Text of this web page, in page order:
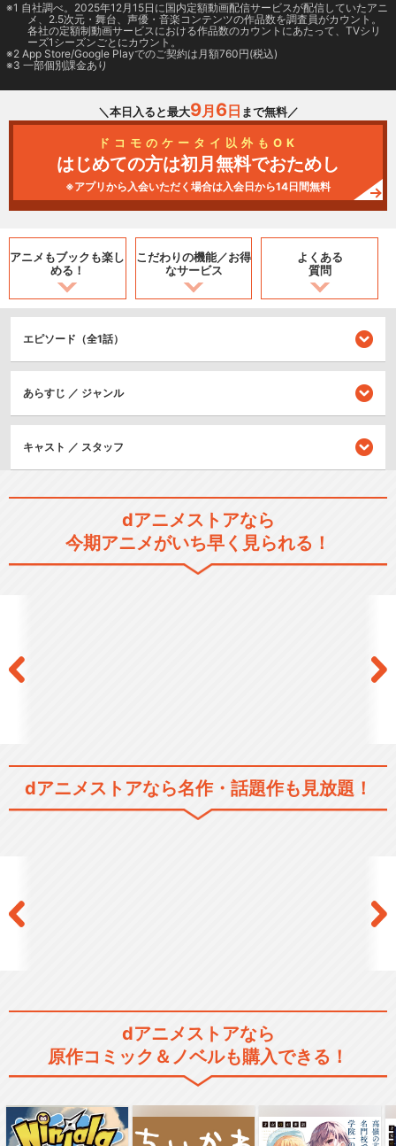
1 自社調べ。2025年12月15日に国内定額動画配信サービスが配信していたアニ
メ、2.5次元・舞台、声優・音楽コンテンツの作品数を調査員がカウント。
各社の定額制動画サービスにおける作品数のカウントにあたって、TVシリ
ーズ1シーズンごとにカウント。
2 App Store/Google Playでのご契約は月額760円(税込)
3 一部個別課金あり
＼本日入ると最大9月 6日 まで無料／
ドコモのケータイ以外もOK
はじめての方は初月無料でおためし
※アプリから入会いただく場合は入会日から14日間無料
アニメもブックも楽し
める！
こだわりの機能／お得
なサービス
よくある
質問
エピソード（全1話）
あらすじ ／ ジャンル
キャスト ／ スタッフ
dアニメストアなら
今期アニメがいち早く見られる！
dアニメストアなら名作・話題作も見放題！
dアニメストアなら
原作コミック＆ノベルも購入できる！